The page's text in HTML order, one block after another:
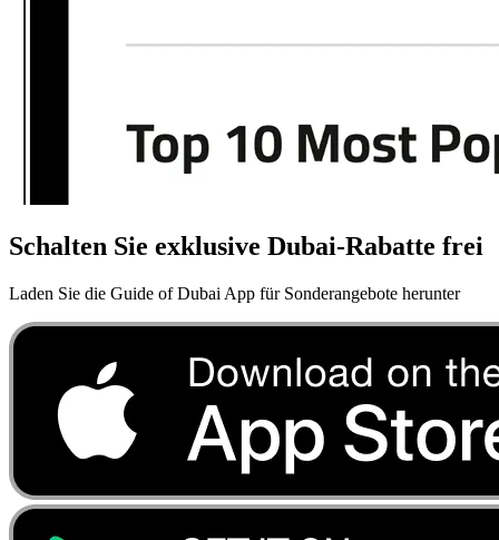
Schalten Sie exklusive Dubai-Rabatte frei
Laden Sie die Guide of Dubai App für Sonderangebote herunter